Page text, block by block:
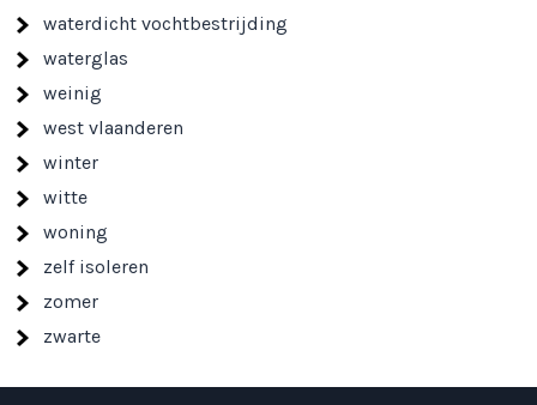
waterdicht vochtbestrijding
waterglas
weinig
west vlaanderen
winter
witte
woning
zelf isoleren
zomer
zwarte